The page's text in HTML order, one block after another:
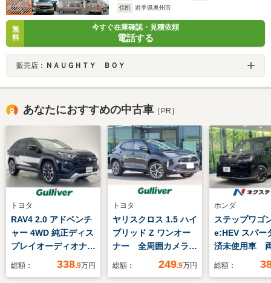
住所
岩手県奥州市
無
料
今すぐ在庫確認・見積依頼
電話する
販売店： ＮＡＵＧＨＴＹ ＢＯＹ
あなたにおすすめの中古車 ［PR］
トヨタ
RAV4 2.0 アドベンチ
ャー 4WD 純正ディス
プレイオーディオナビ
総額： 338.9万円
トヨタ
ヤリスクロス 1.5 ハイ
ブリッド Z ワンオー
ナー 全周囲カメラ
純正ナビ フルセグ
総額： 249.9万円
ホンダ
ステップワゴ
e:HEV スパー
済未使用車
ドア 衝突被
総額：